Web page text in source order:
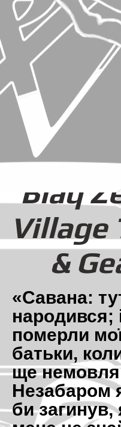
Наша
Історія
SHOP
BACKGROUND
Blaq
Village
&
«Савана:
народився;
померли
батьки,
ще
Незабаром
би загинув,